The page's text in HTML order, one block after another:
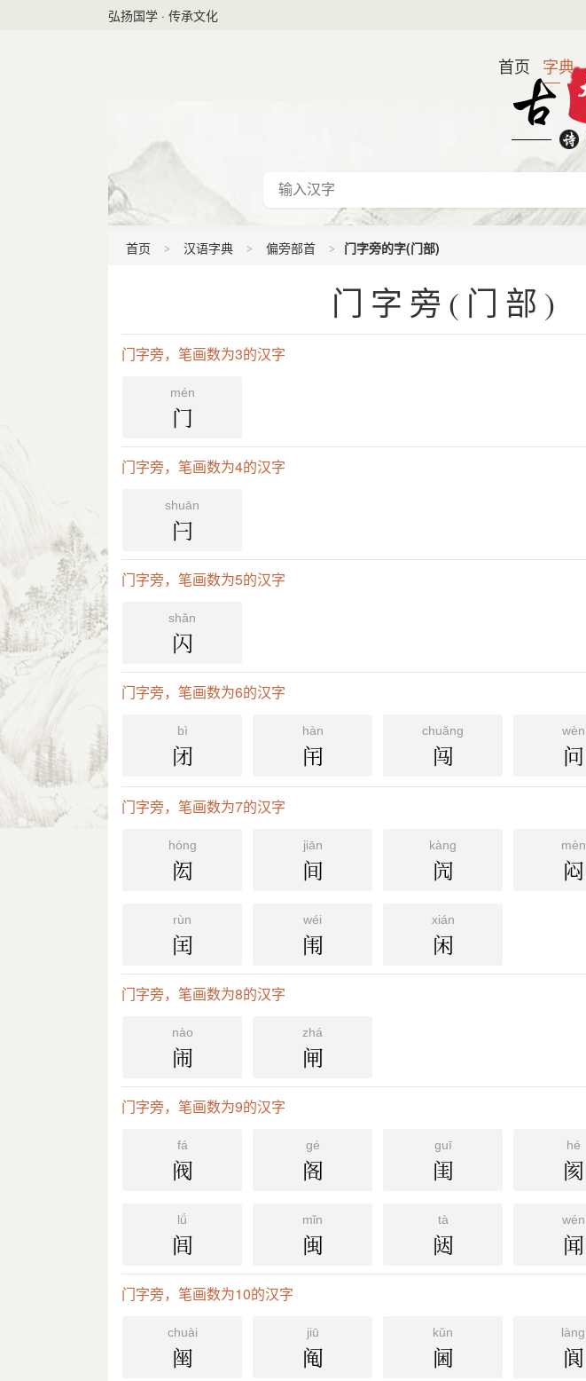
弘扬国学 · 传承文化
首页 字典
首页 汉语字典 偏旁部首 门字旁的字(门部)
门字旁(门部)
门字旁，笔画数为3的汉字
mén
门
门字旁，笔画数为4的汉字
shuān
闩
门字旁，笔画数为5的汉字
shǎn
闪
门字旁，笔画数为6的汉字
bì
闭
hàn
闬
chuǎng
闯
wèn
问
门字旁，笔画数为7的汉字
hóng
闳
jiān
间
kàng
闶
mèn
闷
rùn
闰
wéi
闱
xián
闲
门字旁，笔画数为8的汉字
nào
闹
zhá
闸
门字旁，笔画数为9的汉字
fá
阀
gé
阁
guī
闺
hé
阂
lǘ
闾
mǐn
闽
tà
闼
wén
闻
门字旁，笔画数为10的汉字
chuài
䦷
jiū
阄
kǔn
阃
làng
阆